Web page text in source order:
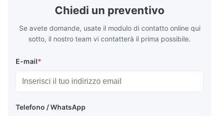
TH620 Standard JIS DIN ASTM GB EN AISI
Product Features High-quality tinplate with
Chiedi un preventivo
Se avete domande, usate il modulo di contatto online qui
sotto, il nostro team vi contatterà il prima possibile.
E-mail*
Telefono / WhatsApp